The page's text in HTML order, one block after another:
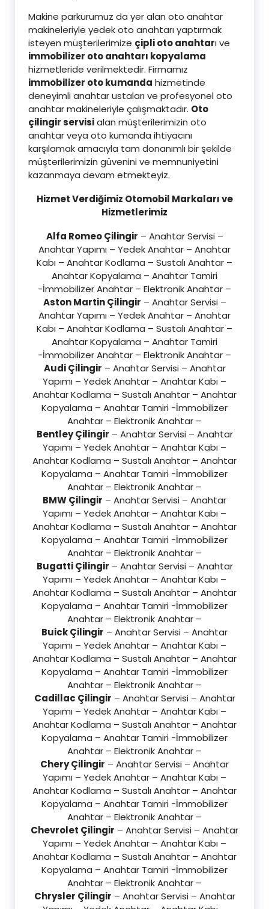
Makine parkurumuz da yer alan oto anahtar
makineleriyle yedek oto anahtarı yaptırmak
isteyen müşterilerimize çipli oto anahtarı ve
immobilizer oto anahtarı kopyalama
hizmetleride verilmektedir. Firmamız
immobilizer oto kumanda hizmetinde
deneyimli anahtar ustaları ve profesyonel oto
anahtar makineleriyle çalışmaktadır. Oto
çilingir servisialan müşterilerimizin oto
anahtar veya oto kumanda ihtiyacını
karşılamak amacıyla tam donanımlı bir şekilde
müşterilerimizin güvenini ve memnuniyetini
kazanmaya devam etmekteyiz.
Hizmet Verdiğimiz Otomobil Markaları ve
Hizmetlerimiz
Alfa Romeo Çilingir – Anahtar Servisi –
Anahtar Yapımı – Yedek Anahtar – Anahtar
Kabı – Anahtar Kodlama – Sustalı Anahtar –
Anahtar Kopyalama – Anahtar Tamiri
-İmmobilizer Anahtar – Elektronik Anahtar –
Aston Martin Çilingir – Anahtar Servisi –
Anahtar Yapımı – Yedek Anahtar – Anahtar
Kabı – Anahtar Kodlama – Sustalı Anahtar –
Anahtar Kopyalama – Anahtar Tamiri
-İmmobilizer Anahtar – Elektronik Anahtar –
Audi Çilingir – Anahtar Servisi – Anahtar
Yapımı – Yedek Anahtar – Anahtar Kabı –
Anahtar Kodlama – Sustalı Anahtar – Anahtar
Kopyalama – Anahtar Tamiri -İmmobilizer
Anahtar – Elektronik Anahtar –
Bentley Çilingir – Anahtar Servisi – Anahtar
Yapımı – Yedek Anahtar – Anahtar Kabı –
Anahtar Kodlama – Sustalı Anahtar – Anahtar
Kopyalama – Anahtar Tamiri -İmmobilizer
Anahtar – Elektronik Anahtar –
BMW Çilingir – Anahtar Servisi – Anahtar
Yapımı – Yedek Anahtar – Anahtar Kabı –
Anahtar Kodlama – Sustalı Anahtar – Anahtar
Kopyalama – Anahtar Tamiri -İmmobilizer
Anahtar – Elektronik Anahtar –
Bugatti Çilingir – Anahtar Servisi – Anahtar
Yapımı – Yedek Anahtar – Anahtar Kabı –
Anahtar Kodlama – Sustalı Anahtar – Anahtar
Kopyalama – Anahtar Tamiri -İmmobilizer
Anahtar – Elektronik Anahtar –
Buick Çilingir – Anahtar Servisi – Anahtar
Yapımı – Yedek Anahtar – Anahtar Kabı –
Anahtar Kodlama – Sustalı Anahtar – Anahtar
Kopyalama – Anahtar Tamiri -İmmobilizer
Anahtar – Elektronik Anahtar –
Cadillac Çilingir – Anahtar Servisi – Anahtar
Yapımı – Yedek Anahtar – Anahtar Kabı –
Anahtar Kodlama – Sustalı Anahtar – Anahtar
Kopyalama – Anahtar Tamiri -İmmobilizer
Anahtar – Elektronik Anahtar –
Chery Çilingir – Anahtar Servisi – Anahtar
Yapımı – Yedek Anahtar – Anahtar Kabı –
Anahtar Kodlama – Sustalı Anahtar – Anahtar
Kopyalama – Anahtar Tamiri -İmmobilizer
Anahtar – Elektronik Anahtar –
Chevrolet Çilingir – Anahtar Servisi – Anahtar
Yapımı – Yedek Anahtar – Anahtar Kabı –
Anahtar Kodlama – Sustalı Anahtar – Anahtar
Kopyalama – Anahtar Tamiri -İmmobilizer
Anahtar – Elektronik Anahtar –
Chrysler Çilingir – Anahtar Servisi – Anahtar